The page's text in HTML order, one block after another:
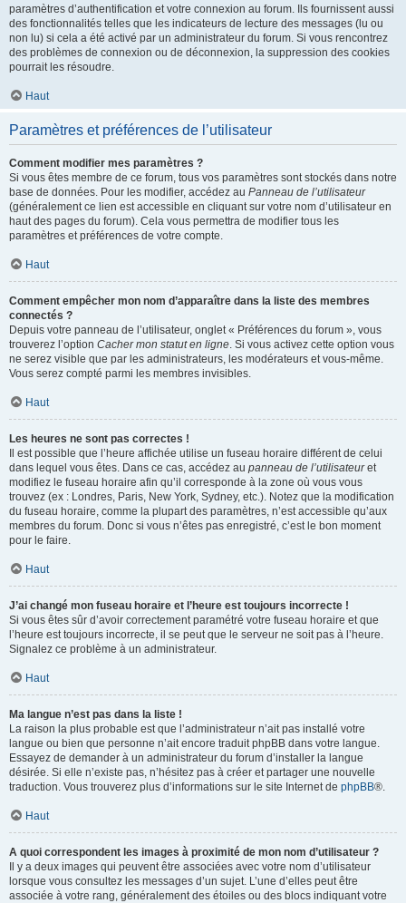
paramètres d’authentification et votre connexion au forum. Ils fournissent aussi
des fonctionnalités telles que les indicateurs de lecture des messages (lu ou
non lu) si cela a été activé par un administrateur du forum. Si vous rencontrez
des problèmes de connexion ou de déconnexion, la suppression des cookies
pourrait les résoudre.
Haut
Paramètres et préférences de l’utilisateur
Comment modifier mes paramètres ?
Si vous êtes membre de ce forum, tous vos paramètres sont stockés dans notre
base de données. Pour les modifier, accédez au Panneau de l’utilisateur
(généralement ce lien est accessible en cliquant sur votre nom d’utilisateur en
haut des pages du forum). Cela vous permettra de modifier tous les
paramètres et préférences de votre compte.
Haut
Comment empêcher mon nom d’apparaître dans la liste des membres
connectés ?
Depuis votre panneau de l’utilisateur, onglet « Préférences du forum », vous
trouverez l’option Cacher mon statut en ligne. Si vous activez cette option vous
ne serez visible que par les administrateurs, les modérateurs et vous-même.
Vous serez compté parmi les membres invisibles.
Haut
Les heures ne sont pas correctes !
Il est possible que l’heure affichée utilise un fuseau horaire différent de celui
dans lequel vous êtes. Dans ce cas, accédez au panneau de l’utilisateuret
modifiez le fuseau horaire afin qu’il corresponde à la zone où vous vous
trouvez (ex : Londres, Paris, New York, Sydney, etc.). Notez que la modification
du fuseau horaire, comme la plupart des paramètres, n’est accessible qu’aux
membres du forum. Donc si vous n’êtes pas enregistré, c’est le bon moment
pour le faire.
Haut
J’ai changé mon fuseau horaire et l’heure est toujours incorrecte !
Si vous êtes sûr d’avoir correctement paramétré votre fuseau horaire et que
l’heure est toujours incorrecte, il se peut que le serveur ne soit pas à l’heure.
Signalez ce problème à un administrateur.
Haut
Ma langue n’est pas dans la liste !
La raison la plus probable est que l’administrateur n’ait pas installé votre
langue ou bien que personne n’ait encore traduit phpBB dans votre langue.
Essayez de demander à un administrateur du forum d’installer la langue
désirée. Si elle n’existe pas, n’hésitez pas à créer et partager une nouvelle
traduction. Vous trouverez plus d’informations sur le site Internet de phpBB®.
Haut
A quoi correspondent les images à proximité de mon nom d’utilisateur ?
Il y a deux images qui peuvent être associées avec votre nom d’utilisateur
lorsque vous consultez les messages d’un sujet. L’une d’elles peut être
associée à votre rang, généralement des étoiles ou des blocs indiquant votre